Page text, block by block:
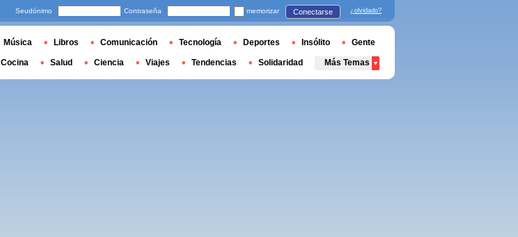
Seudónimo Contraseña memorizar Conectarse ¿olvidado?
Música Libros Comunicación Tecnología Deportes Insólito Gente
Cocina Salud Ciencia Viajes Tendencias Solidaridad Más Temas